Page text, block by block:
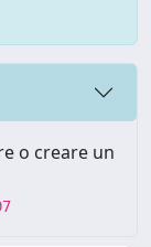
o creare un